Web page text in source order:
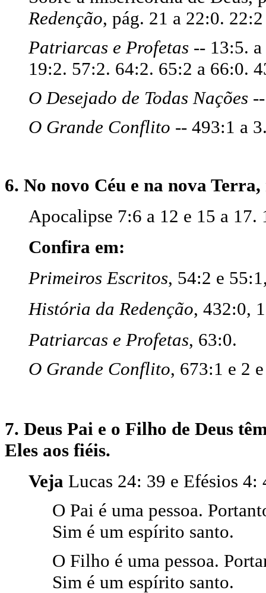
Redenção, pág. 21 a 22:0.
Patriarcas e Profetas -- 13:5.
19:2. 57:2. 64:2. 65:2 a 66:0.
O Desejado de Todas Nações
O Grande Conflito -- 493:1 a
6. No novo Céu e na nova
Apocalipse 7:6 a 12 e 15 a
Confira em:
Primeiros Escritos, 54:2 e
História da Redenção, 432:0,
Patriarcas e Profetas, 63:0.
O Grande Conflito, 673:1 e 2
7. Deus Pai e o Filho de Deus
Eles aos fiéis.
Veja Lucas 24: 39 e Efésios 4:
O Pai é uma pessoa.
Sim é um espírito santo.
O Filho é uma pessoa.
Sim é um espírito santo.